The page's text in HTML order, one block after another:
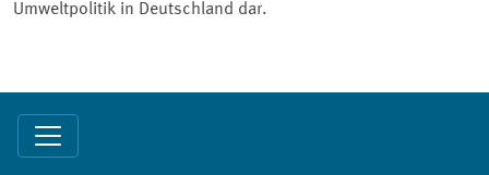
Umweltpolitik in Deutschland dar.